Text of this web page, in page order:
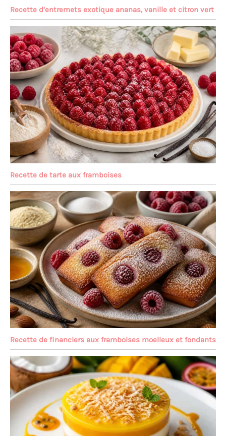
Recette d’entremets exotique ananas, vanille et citron vert
Recette de tarte aux framboises
Recette de financiers aux framboises moelleux et fondants